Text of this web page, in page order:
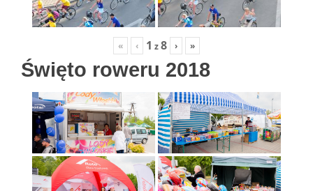
« ‹ 1 z8 › »
Święto roweru 2018